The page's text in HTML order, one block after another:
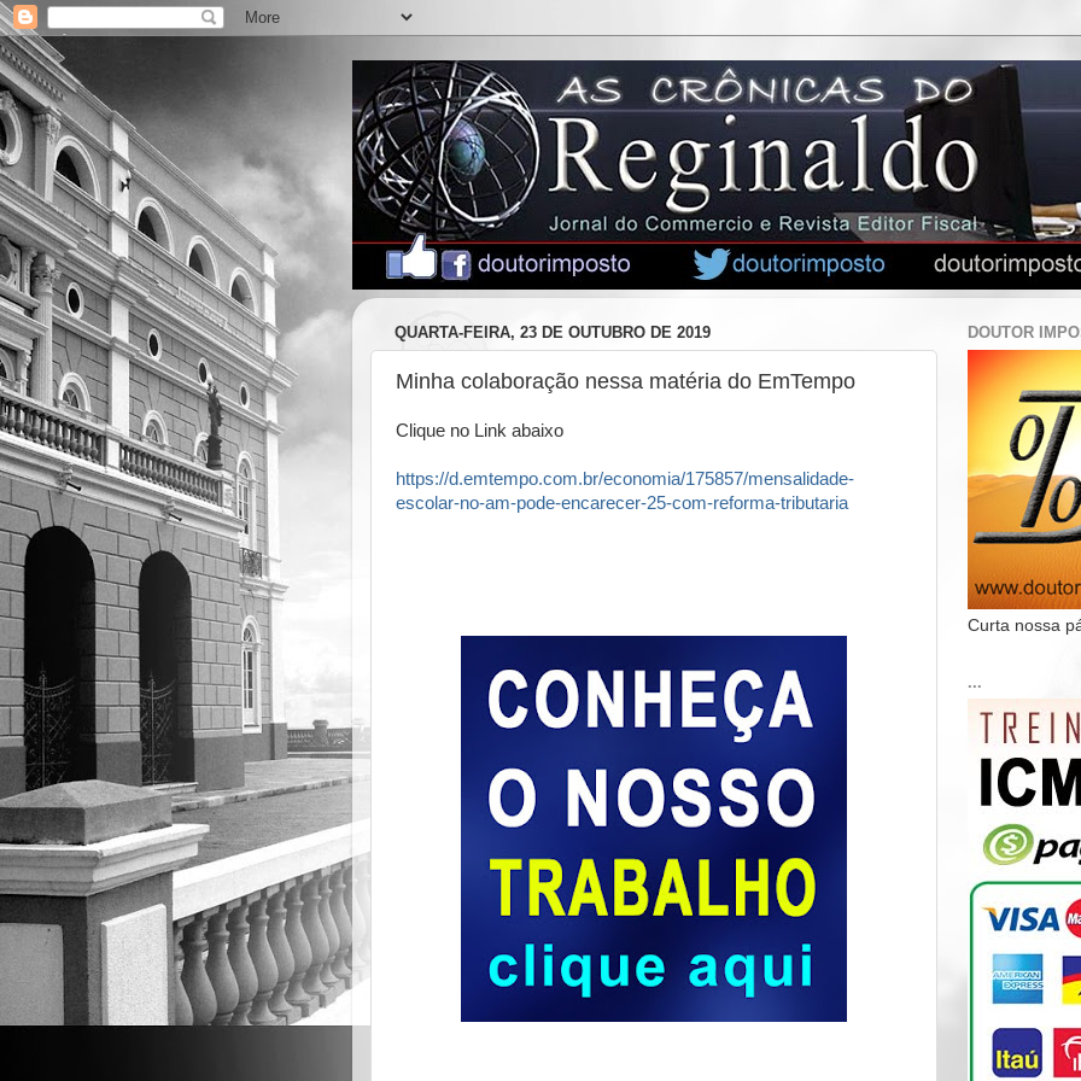
QUARTA-FEIRA, 23 DE OUTUBRO DE 2019
Minha colaboração nessa matéria do EmTempo
Clique no Link abaixo
https://d.emtempo.com.br/economia/175857/mensalidade-
escolar-no-am-pode-encarecer-25-com-reforma-tributaria
DOUTOR
Curta nossa
...